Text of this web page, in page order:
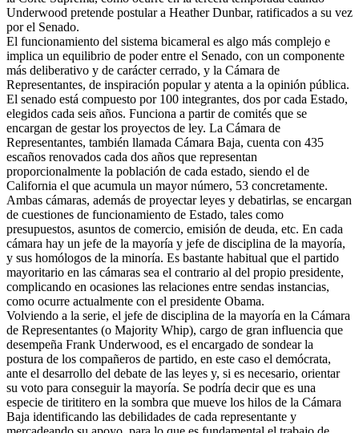
Underwood pretende postular a Heather Dunbar, ratificados a su vez
por el Senado.
El funcionamiento del sistema bicameral es algo más complejo e
implica un equilibrio de poder entre el Senado, con un componente
más deliberativo y de carácter cerrado, y la Cámara de
Representantes, de inspiración popular y atenta a la opinión pública.
El senado está compuesto por 100 integrantes, dos por cada Estado,
elegidos cada seis años. Funciona a partir de comités que se
encargan de gestar los proyectos de ley. La Cámara de
Representantes, también llamada Cámara Baja, cuenta con 435
escaños renovados cada dos años que representan
proporcionalmente la población de cada estado, siendo el de
California el que acumula un mayor número, 53 concretamente.
Ambas cámaras, además de proyectar leyes y debatirlas, se encargan
de cuestiones de funcionamiento de Estado, tales como
presupuestos, asuntos de comercio, emisión de deuda, etc. En cada
cámara hay un jefe de la mayoría y jefe de disciplina de la mayoría,
y sus homólogos de la minoría. Es bastante habitual que el partido
mayoritario en las cámaras sea el contrario al del propio presidente,
complicando en ocasiones las relaciones entre sendas instancias,
como ocurre actualmente con el presidente Obama.
Volviendo a la serie, el jefe de disciplina de la mayoría en la Cámara
de Representantes (o Majority Whip), cargo de gran influencia que
desempeña Frank Underwood, es el encargado de sondear la
postura de los compañeros de partido, en este caso el demócrata,
ante el desarrollo del debate de las leyes y, si es necesario, orientar
su voto para conseguir la mayoría. Se podría decir que es una
especie de tirititero en la sombra que mueve los hilos de la Cámara
Baja identificando las debilidades de cada representante y